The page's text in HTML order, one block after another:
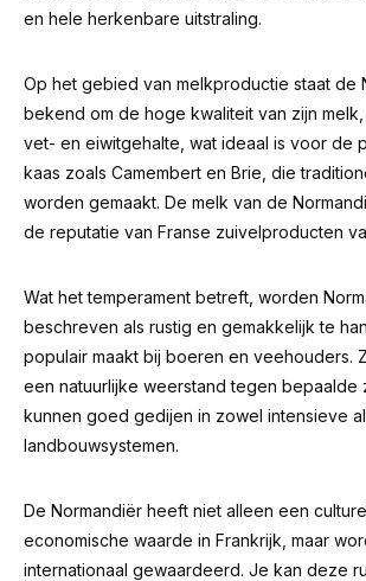
en hele herkenbare uitstraling.
Op het gebied van melkproductie staat de
bekend om de hoge kwaliteit van zijn
vet- en eiwitgehalte, wat ideaal is voor de
kaas zoals Camembert en Brie, die
worden gemaakt. De melk van de
de reputatie van Franse zuivelproducten
Wat het temperament betreft, worden
beschreven als rustig en gemakkelijk te
populair maakt bij boeren en veehouders.
een natuurlijke weerstand tegen bepaalde
kunnen goed gedijen in zowel intensieve
landbouwsystemen.
De Normandiër heeft niet alleen een
economische waarde in Frankrijk, maar
internationaal gewaardeerd. Je kan deze